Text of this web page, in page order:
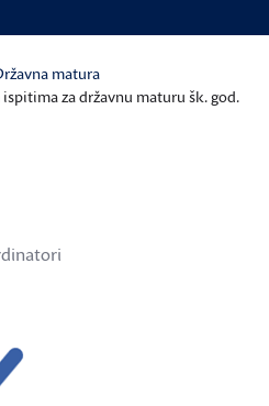
matura
za državnu maturu šk. god.